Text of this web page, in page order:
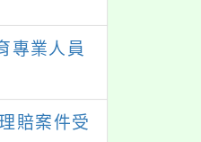
專業人員
賠案件受